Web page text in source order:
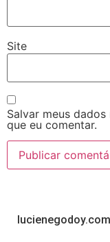
Site
Salvar meus
que eu comentar.